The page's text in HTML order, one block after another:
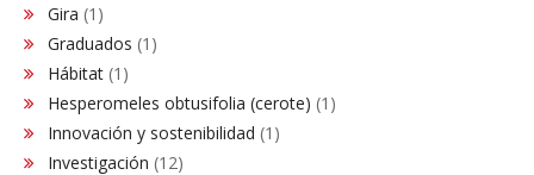
Gira (1)
Graduados (1)
Hábitat (1)
Hesperomeles obtusifolia (cerote) (1)
Innovación y sostenibilidad (1)
Investigación (12)